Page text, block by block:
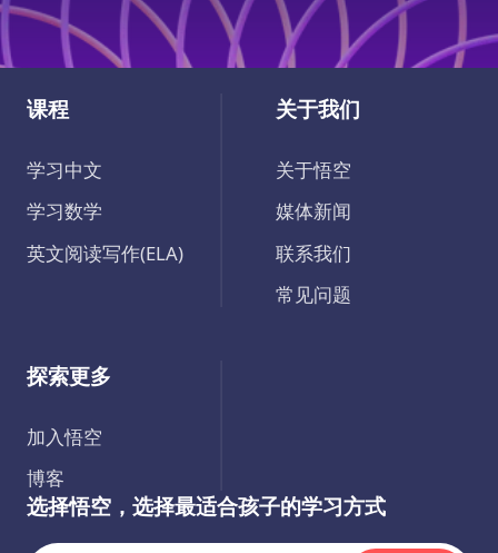
课程
学习中文
学习数学
英文阅读写作(ELA)
关于我们
关于悟空
媒体新闻
联系我们
常见问题
探索更多
加入悟空
博客
选择悟空，选择最适合孩子的学习方式